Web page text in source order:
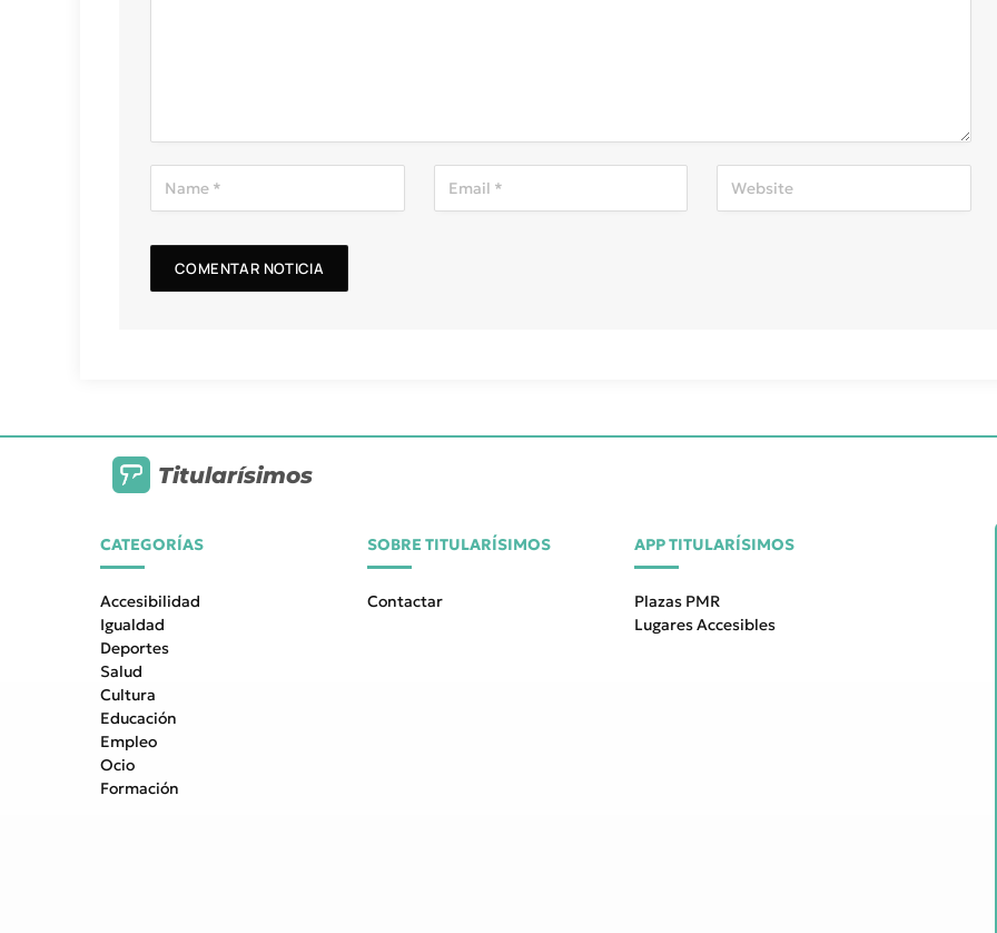
Titularísimos
CATEGORÍAS
Accesibilidad
Igualdad
Deportes
Salud
Cultura
Educación
Empleo
Ocio
Formación
SOBRE TITULARÍSIMOS
Contactar
APP TITULARÍSIMOS
Plazas PMR
Lugares Accesibles